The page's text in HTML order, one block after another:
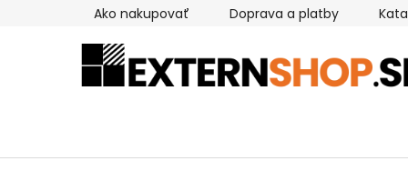
Ako nakupovať Doprava a platby